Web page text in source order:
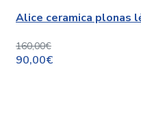
Alice ceramica plonas
160,00€
90,00€